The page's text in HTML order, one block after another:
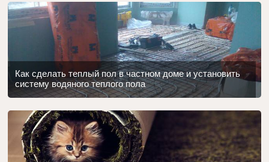
Как сделать теплый пол в частном доме и установить
систему водяного теплого пола